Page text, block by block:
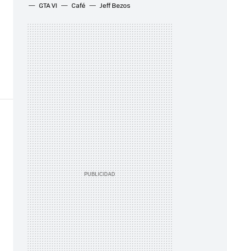
GTA VI
Café Jeff Bezos